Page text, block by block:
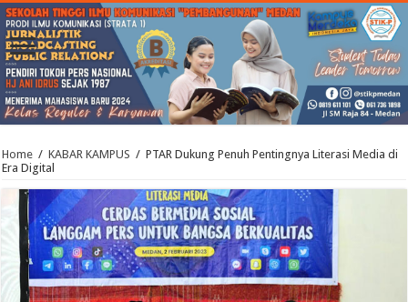
Home / KABAR KAMPUS / PTAR Dukung Penuh Pentingnya Literasi Media di
Era Digital